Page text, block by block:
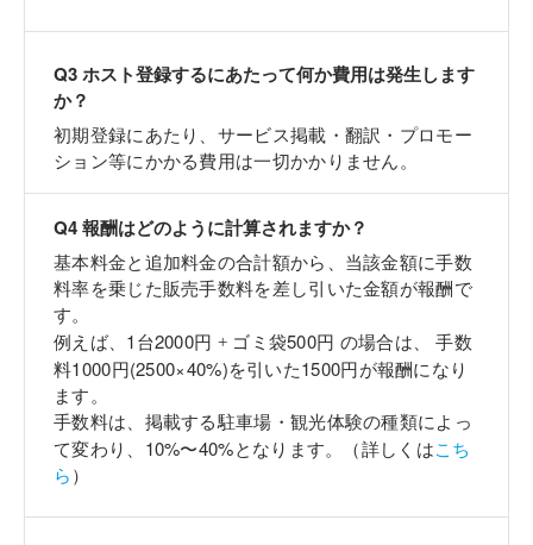
Q3ホスト登録するにあたって何か費用は発生します
か？
初期登録にあたり、サービス掲載・翻訳・プロモー
ション等にかかる費用は一切かかりません。
Q4報酬はどのように計算されますか？
基本料金と追加料金の合計額から、当該金額に手数
料率を乗じた販売手数料を差し引いた金額が報酬で
す。
例えば、 1 台2000円 + ゴミ袋500円 の場合は、 手数
料1000円(2500×40%)を引いた1500円が報酬になり
ます。
手数料は、掲載する駐車場・観光体験の種類によっ
て変わり、 10%〜40%となります。（詳しくはこち
ら ）